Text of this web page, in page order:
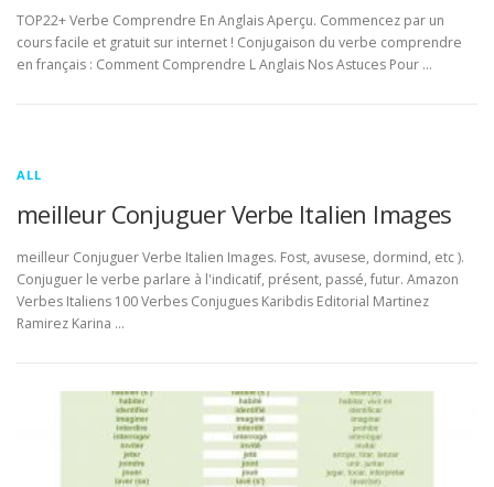
TOP22+ Verbe Comprendre En Anglais Aperçu. Commencez par un
cours facile et gratuit sur internet ! Conjugaison du verbe comprendre
en français : Comment Comprendre L Anglais Nos Astuces Pour …
ALL
meilleur Conjuguer Verbe Italien Images
meilleur Conjuguer Verbe Italien Images. Fost, avusese, dormind, etc ).
Conjuguer le verbe parlare à l'indicatif, présent, passé, futur. Amazon
Verbes Italiens 100 Verbes Conjugues Karibdis Editorial Martinez
Ramirez Karina …